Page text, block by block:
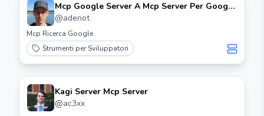
Mcp Google Server A Mcp Server Per Google
Ricerca Personalizzata E Lettura Di Pagine
Web
@adenot
Mcp Ricerca Google
Strumenti per Sviluppatori
Kagi Server Mcp Server
@ac3xx